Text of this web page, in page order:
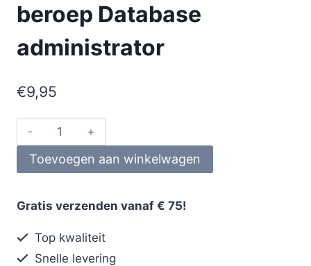
beroep Database
administrator
€9,95
Toevoegen aan winkelwagen
Gratis verzenden vanaf € 75!
Top kwaliteit
Snelle levering